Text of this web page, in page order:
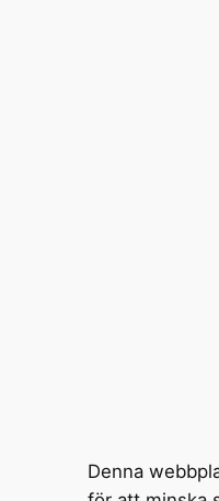
Denna